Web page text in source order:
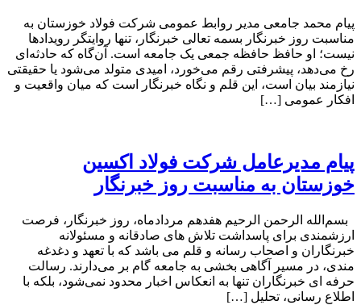
پیام محمد جامعی مدیر روابط عمومی شرکت فولاد خوزستان به
مناسبت روز خبرنگار بسمه تعالی خبرنگار، تنها روایتگر رویدادها
نیست؛ او حافظ حافظه جمعی یک جامعه است. آن‌گاه که حادثه‌ای
رخ می‌دهد، پیشرفتی رقم می‌خورد، امیدی متولد می‌شود یا حقیقتی
نیازمند بیان است، این قلم و نگاه خبرنگار است که میان واقعیت و
افکار عمومی […]
پیام مدیرعامل شرکت فولاد اکسین
خوزستان به مناسبت روز خبرنگار
بسم‌الله الرحمن الرحیم هفدهم مردادماه، روز خبرنگار، فرصت
ارزشمندی برای پاسداشت تلاش‌ های صادقانه و مسئولانه
خبرنگاران و اصحاب رسانه و قلم می باشد که با تعهد و دغدغه‌
مندی، در مسیر آگاهی‌ بخشی به جامعه گام بر می‌دارند. رسالت
حرفه‌ ای خبرنگاران تنها به انعکاس اخبار محدود نمی‌شود، بلکه با
اطلاع رسانی، تحلیل […]